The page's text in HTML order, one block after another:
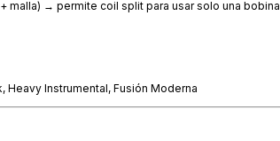
malla) → permite coil split para usar solo una bobina
Heavy Instrumental, Fusión Moderna